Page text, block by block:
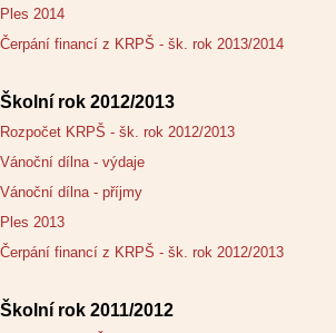
Ples 2014
Čerpání financí z KRPŠ - šk. rok 2013/2014
Školní rok 2012/2013
Rozpočet KRPŠ - šk. rok 2012/2013
Vánoční dílna - výdaje
Vánoční dílna - příjmy
Ples 2013
Čerpání financí z KRPŠ - šk. rok 2012/2013
Školní rok 2011/2012